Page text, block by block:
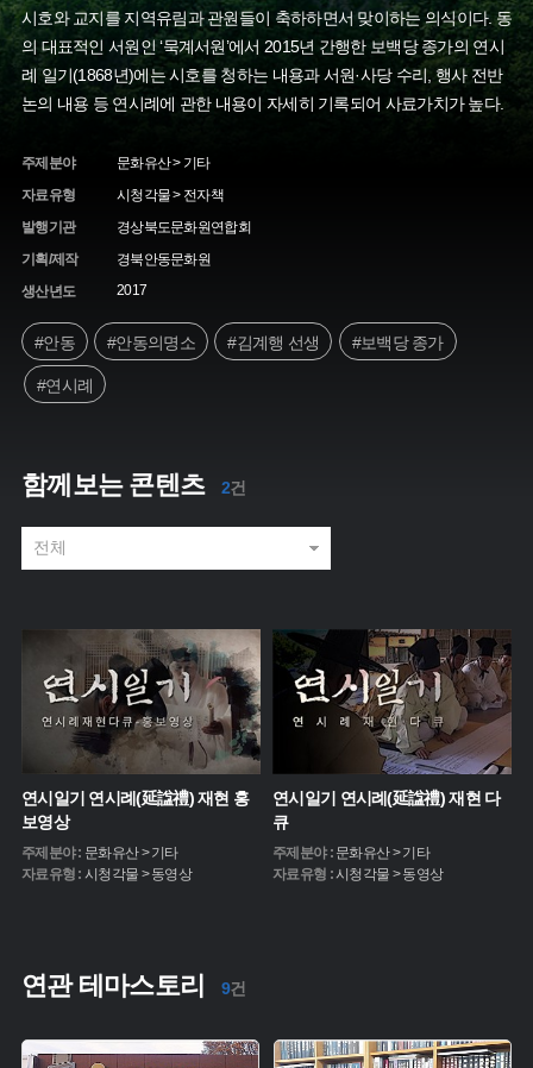
시호와 교지를 지역유림과 관원들이 축하하면서 맞이하는 의식이다. 동
의 대표적인 서원인 ‘묵계서원’에서 2015년 간행한 보백당 종가의 연시
례 일기(1868년)에는 시호를 청하는 내용과 서원·사당 수리, 행사 전반
논의 내용 등 연시례에 관한 내용이 자세히 기록되어 사료가치가 높다.
주제분야
문화유산 > 기타
자료유형
시청각물 > 전자책
발행기관
경상북도문화원연합회
기획/제작
경북안동문화원
생산년도
2017
#안동 #안동의명소 #김계행 선생 #보백당 종가
#연시례
함께보는 콘텐츠 2건
연시일기 연시례(延諡禮) 재현 홍
보영상
주제분야 : 문화유산 > 기타
자료유형 : 시청각물 > 동영상
연시일기 연시례(延諡禮) 재현 다
큐
주제분야 :문화유산 > 기타
자료유형 :시청각물 > 동영상
연관 테마스토리 9건